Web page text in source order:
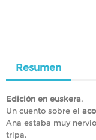
Resumen
Edición en euskera.
Un cuento sobre el
Ana estaba muy
tripa.